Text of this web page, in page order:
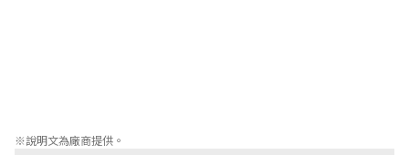
※說明文為廠商提供。